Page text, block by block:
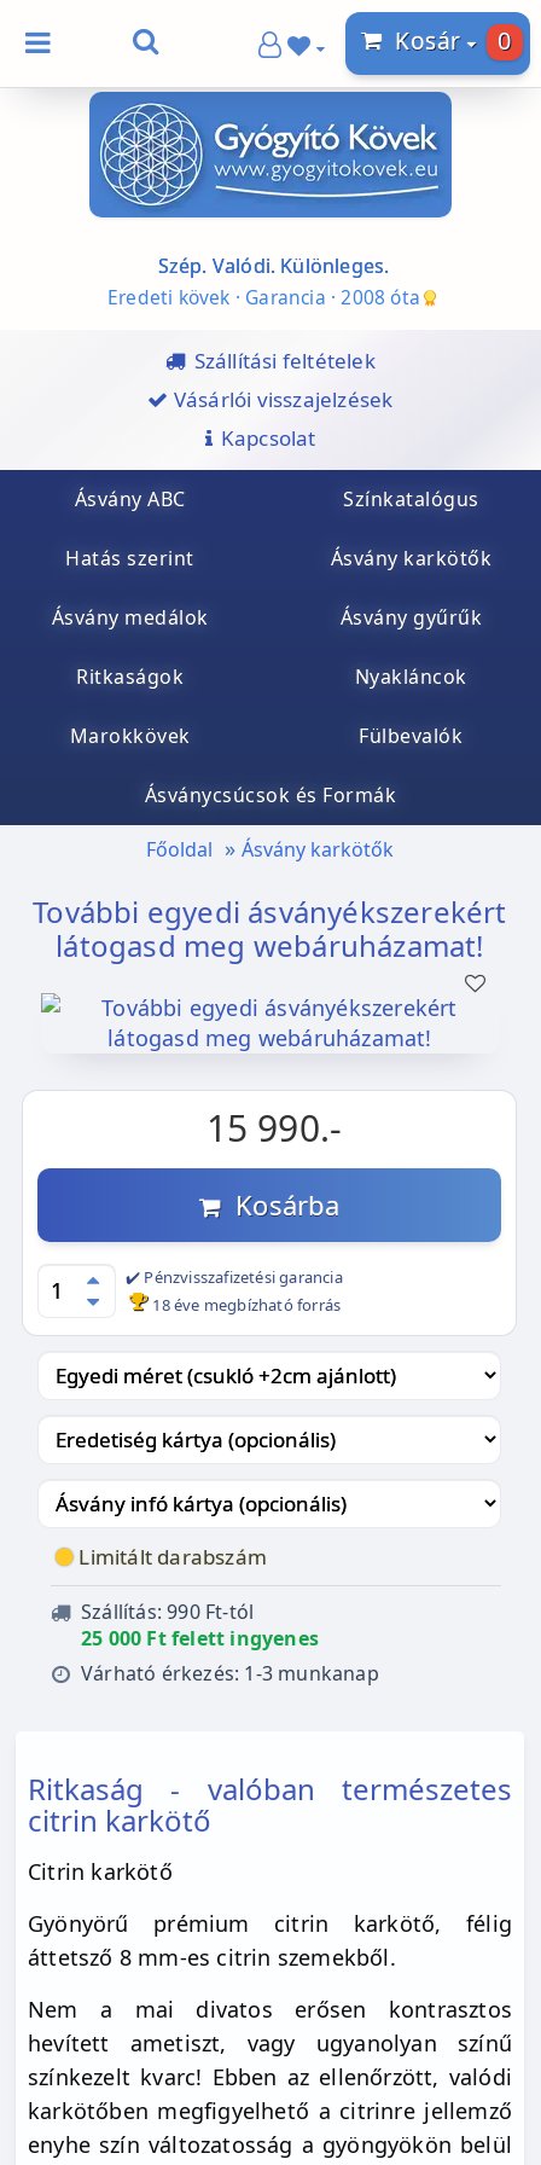
Kosár 0
Szép. Valódi. Különleges.
Eredeti kövek · Garancia · 2008 óta
Szállítási feltételek
Vásárlói visszajelzések
Kapcsolat
Ásvány ABC Színkatalógus
Hatás szerint Ásvány karkötők
Ásvány medálok Ásvány gyűrűk
Ritkaságok Nyakláncok
Marokkövek Fülbevalók
Ásványcsúcsok és Formák
Főoldal Ásvány karkötők
További egyedi ásványékszerekért
látogasd meg webáruházamat!
15 990.-
Kosárba
✔️ Pénzvisszafizetési garancia
18 éve megbízható forrás
Limitált darabszám
Szállítás: 990 Ft-tól
25 000 Ft felett ingyenes
Várható érkezés: 1-3 munkanap
Ritkaság - valóban természetes
citrin karkötő
Citrin karkötő
Gyönyörű prémium citrin karkötő, félig
áttetsző 8 mm-es citrin szemekből.
Nem a mai divatos erősen kontrasztos
hevített ametiszt, vagy ugyanolyan színű
színkezelt kvarc! Ebben az ellenőrzött, valódi
karkötőben megfigyelhető a citrinre jellemző
enyhe szín változatosság a gyöngyökön belül